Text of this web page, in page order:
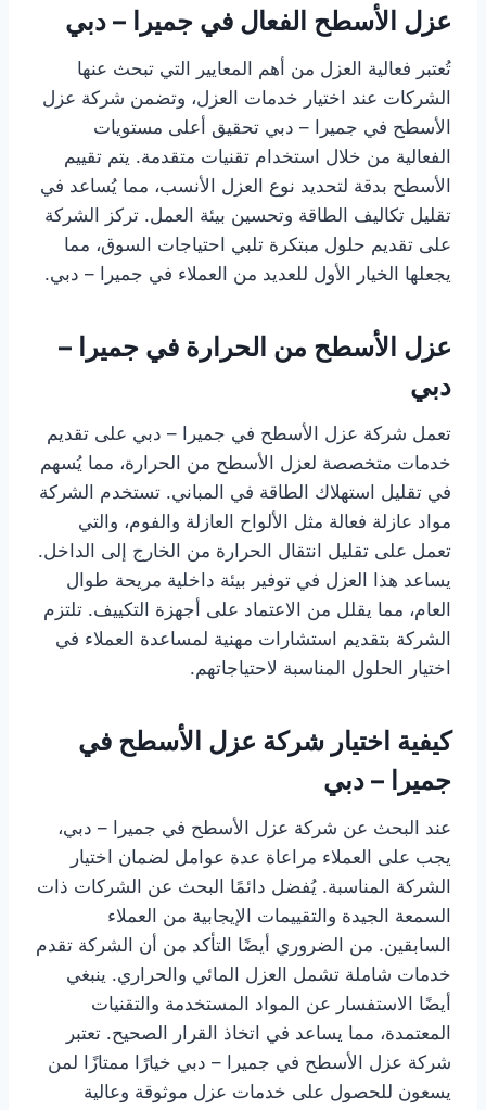
عزل الأسطح الفعال في جميرا – دبي
تُعتبر فعالية العزل من أهم المعايير التي تبحث عنها
الشركات عند اختيار خدمات العزل، وتضمن شركة عزل
الأسطح في جميرا – دبي تحقيق أعلى مستويات
الفعالية من خلال استخدام تقنيات متقدمة. يتم تقييم
الأسطح بدقة لتحديد نوع العزل الأنسب، مما يُساعد في
تقليل تكاليف الطاقة وتحسين بيئة العمل. تركز الشركة
على تقديم حلول مبتكرة تلبي احتياجات السوق، مما
يجعلها الخيار الأول للعديد من العملاء في جميرا – دبي.
عزل الأسطح من الحرارة في جميرا –
دبي
تعمل شركة عزل الأسطح في جميرا – دبي على تقديم
خدمات متخصصة لعزل الأسطح من الحرارة، مما يُسهم
في تقليل استهلاك الطاقة في المباني. تستخدم الشركة
مواد عازلة فعالة مثل الألواح العازلة والفوم، والتي
تعمل على تقليل انتقال الحرارة من الخارج إلى الداخل.
يساعد هذا العزل في توفير بيئة داخلية مريحة طوال
العام، مما يقلل من الاعتماد على أجهزة التكييف. تلتزم
الشركة بتقديم استشارات مهنية لمساعدة العملاء في
اختيار الحلول المناسبة لاحتياجاتهم.
كيفية اختيار شركة عزل الأسطح في
جميرا – دبي
عند البحث عن شركة عزل الأسطح في جميرا – دبي،
يجب على العملاء مراعاة عدة عوامل لضمان اختيار
الشركة المناسبة. يُفضل دائمًا البحث عن الشركات ذات
السمعة الجيدة والتقييمات الإيجابية من العملاء
السابقين. من الضروري أيضًا التأكد من أن الشركة تقدم
خدمات شاملة تشمل العزل المائي والحراري. ينبغي
أيضًا الاستفسار عن المواد المستخدمة والتقنيات
المعتمدة، مما يساعد في اتخاذ القرار الصحيح. تعتبر
شركة عزل الأسطح في جميرا – دبي خيارًا ممتازًا لمن
يسعون للحصول على خدمات عزل موثوقة وعالية